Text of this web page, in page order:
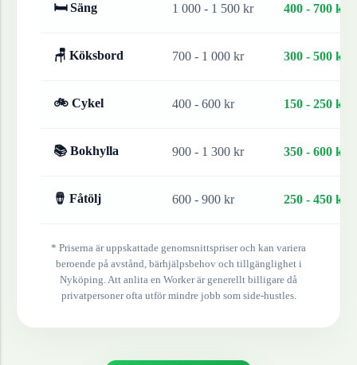
🛏 Säng 1 000 - 1 500 kr 400 - 700 kr
🪑 Köksbord 700 - 1 000 kr 300 - 500 kr
🚲 Cykel 400 - 600 kr 150 - 250 kr
📚 Bokhylla 900 - 1 300 kr 350 - 600 kr
🪘 Fåtölj 600 - 900 kr 250 - 450 kr
* Priserna är uppskattade genomsnittspriser och kan variera
beroende på avstånd, bärhjälpsbehov och tillgänglighet i
Nyköping. Att anlita en Worker är generellt billigare då
privatpersoner ofta utför mindre jobb som side-hustles.